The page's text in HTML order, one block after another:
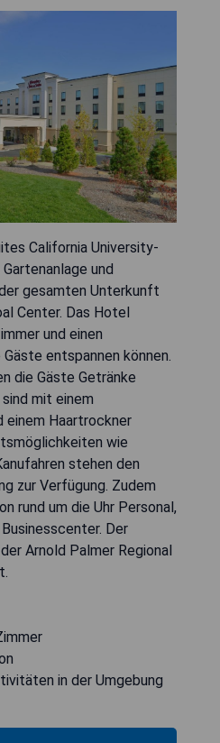
California University-
und
gesamten Unterkunft
Center. Das Hotel
und einen
entspannen können.
die Gäste Getränke
mit einem
einem Haartrockner
wie
stehen den
zur Verfügung. Zudem
rund um die Uhr Personal,
Der
Arnold Palmer Regional
in der Umgebung